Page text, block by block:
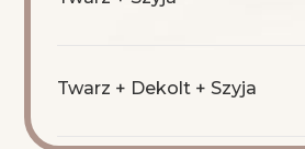
Twarz + Dekolt + Szyja